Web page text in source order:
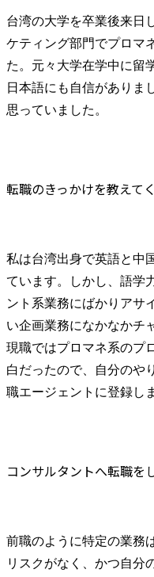
台湾の大学を卒業後来日
ケティング部門でプロマ
た。元々大学在学中に留
日本語にも自信がありま
思っていました。
転職のきっかけを教えて
私は台湾出身で英語と中
ています。しかし、語学
ント系業務にばかりアサ
い企画業務になかなかチ
現職ではプロマネ系のプ
白だったので、自分のや
職エージェントに登録し
コンサルタントへ転職を
前職のように特定の業務
リスクがなく、かつ自分